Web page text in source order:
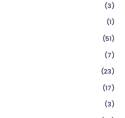
(3)
(1)
(51)
(7)
(23)
(17)
(3)